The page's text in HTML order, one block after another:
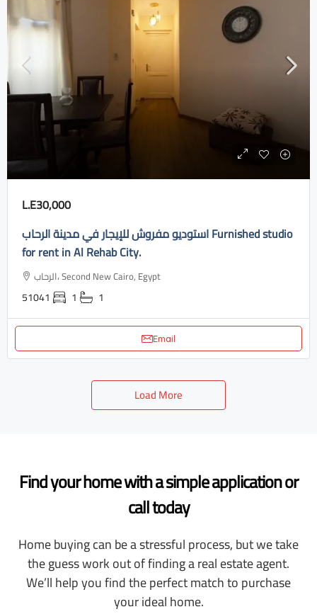
L.E30,000
استوديو مفروش للإيجار في مدينة الرحاب Furnished studio
for rent in Al Rehab City.
الرحاب، Second New Cairo, Egypt
51041 1 1
Email
Load More
Find your home with a simple application or
call today
Home buying can be a stressful process, but we take
the guess work out of finding a real estate agent.
We’ll help you find the perfect match to purchase
your ideal home.